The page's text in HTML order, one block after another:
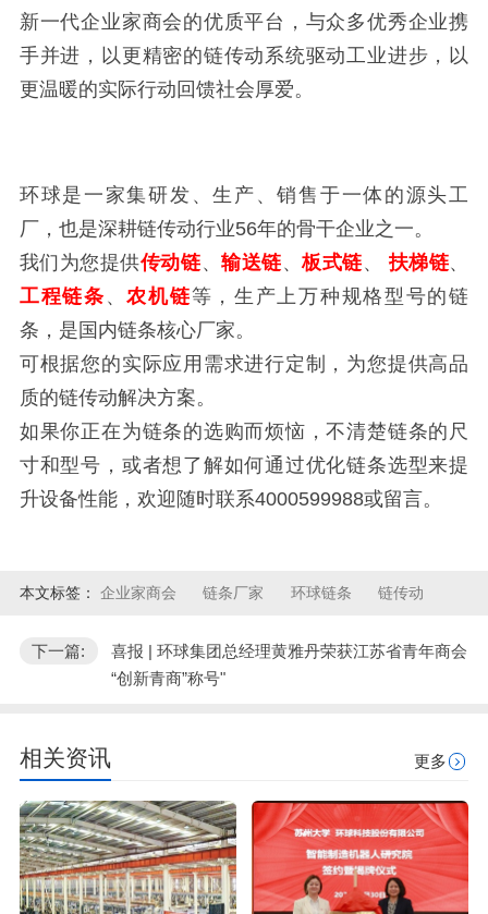
新一代企业家商会的优质平台，与众多优秀企业携
手并进，以更精密的链传动系统驱动工业进步，以
更温暖的实际行动回馈社会厚爱。
环球是一家集研发、生产、销售于一体的源头工
厂，也是深耕链传动行业56年的骨干企业之一。
我们为您提供传动链、输送链、板式链、扶梯链、
工程链条 、农机链等，生产上万种规格型号的链
条，是国内链条核心厂家。
可根据您的实际应用需求进行定制，为您提供高品
质的链传动解决方案。
如果你正在为链条的选购而烦恼，不清楚链条的尺
寸和型号，或者想了解如何通过优化链条选型来提
升设备性能，欢迎随时联系4000599988或留言。
本文标签： 企业家商会 链条厂家 环球链条 链传动
下一篇:
喜报 | 环球集团总经理黄雅丹荣获江苏省青年商会
“创新青商”称号"
相关资讯 更多